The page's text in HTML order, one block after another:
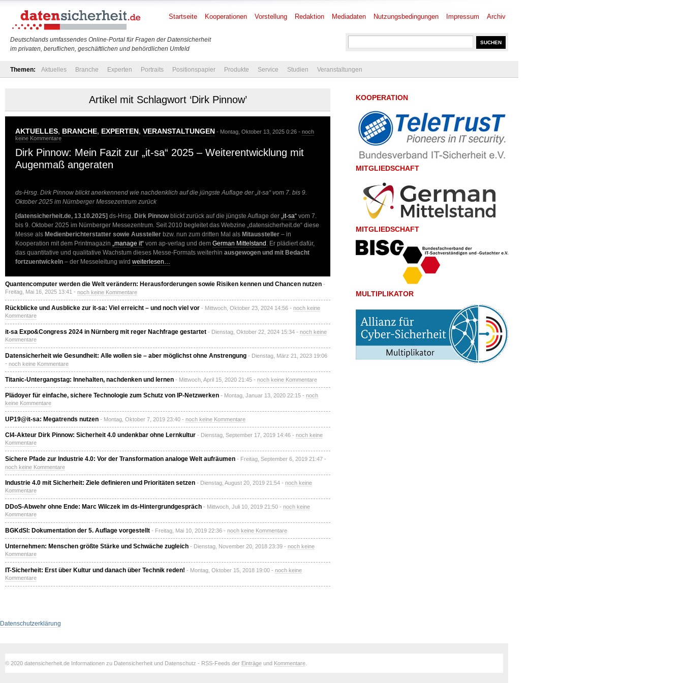
Deutschlands umfassendes Online-Portal für Fragen der Datensicherheit
im privaten, beruflichen, geschäftlichen und behördlichen Umfeld
Startseite Kooperationen Vorstellung Redaktion Mediadaten Nutzungsbedingungen Impressum Archiv
Themen: Aktuelles Branche Experten Portraits Positionspapier Produkte Service Studien Veranstaltungen
Artikel mit Schlagwort ‘Dirk Pinnow’
AKTUELLES, BRANCHE, EXPERTEN, VERANSTALTUNGEN - Montag, Oktober 13, 2025 0:26 - noch
keine Kommentare
Dirk Pinnow: Mein Fazit zur „it-sa“ 2025 – Weiterentwicklung mit
Augenmaß angeraten
ds-Hrsg. Dirk Pinnow blickt anerkennend wie nachdenklich auf die jüngste Auflage der „it-sa“ vom 7. bis 9.
Oktober 2025 im Nürnberger Messezentrum zurück
[datensicherheit.de, 13.10.2025] ds-Hrsg. Dirk Pinnowblickt zurück auf die jüngste Auflage der „it-sa“ vom 7.
bis 9. Oktober 2025 im Nürnberger Messezentrum. Seit 2010 begleitet das Webzine „datensicherheit.de“ diese
Messe als Medienberichterstatter sowie Aussteller bzw. nun zum dritten Mal als Mitaussteller – in
Kooperation mit dem Printmagazin „manage it“ vom ap-verlag und dem German Mittelstand . Er plädiert dafür,
das quantitative und qualitative Wachstum dieses Messe-Formats weiterhin ausgewogen und mit Bedacht
fortzuentwickeln – der Messeleitung wird weiterlesen…
Quantencomputer werden die Welt verändern: Herausforderungen sowie Risiken kennen und Chancen nutzen -
Freitag, Mai 16, 2025 13:41 - noch keine Kommentare
Rückblicke und Ausblicke zur it-sa: Viel erreicht – und noch viel vor - Mittwoch, Oktober 23, 2024 14:56 - noch keine
Kommentare
it-sa Expo&Congress 2024 in Nürnberg mit reger Nachfrage gestartet - Dienstag, Oktober 22, 2024 15:34 - noch keine
Kommentare
Datensicherheit wie Gesundheit: Alle wollen sie – aber möglichst ohne Anstrengung - Dienstag, März 21, 2023 19:06
- noch keine Kommentare
Titanic-Untergangstag: Innehalten, nachdenken und lernen - Mittwoch, April 15, 2020 21:45 - noch keine Kommentare
Plädoyer für einfache, sichere Technologie zum Schutz von IP-Netzwerken - Montag, Januar 13, 2020 22:15 - noch
keine Kommentare
UP19@it-sa: Megatrends nutzen - Montag, Oktober 7, 2019 23:40 - noch keine Kommentare
CI4-Akteur Dirk Pinnow: Sicherheit 4.0 undenkbar ohne Lernkultur - Dienstag, September 17, 2019 14:46 - noch keine
Kommentare
Sichere Pfade zur Industrie 4.0: Vor der Transformation analoge Welt aufräumen - Freitag, September 6, 2019 21:47 -
noch keine Kommentare
Industrie 4.0 mit Sicherheit: Ziele definieren und Prioritäten setzen - Dienstag, August 20, 2019 21:54 - noch keine
Kommentare
DDoS-Abwehr ohne Ende: Marc Wilczek im ds-Hintergrundgespräch - Mittwoch, Juli 10, 2019 21:50 - noch keine
Kommentare
BGKdSI: Dokumentation der 5. Auflage vorgestellt - Freitag, Mai 10, 2019 22:36 - noch keine Kommentare
Unternehmen: Menschen größte Stärke und Schwäche zugleich - Dienstag, November 20, 2018 23:39 - noch keine
Kommentare
IT-Sicherheit: Erst über Kultur und danach über Technik reden! - Montag, Oktober 15, 2018 19:00 - noch keine
Kommentare
KOOPERATION
MITGLIEDSCHAFT
MITGLIEDSCHAFT
MULTIPLIKATOR
Datenschutzerklärung
© 2020 datensicherheit.de Informationen zu Datensicherheit und Datenschutz - RSS-Feeds der Einträge und Kommentare